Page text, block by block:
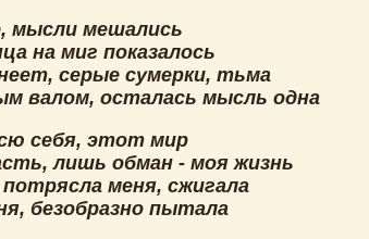
мысли мешались
на миг показалось
серые сумерки, тьма
валом, осталась мысль одна
себя, этот мир
лишь обман - моя жизнь
меня, сжигала
безобразно пытала